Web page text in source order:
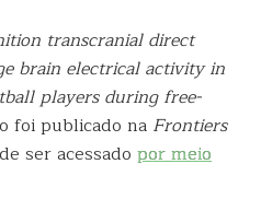
transcranial direct
brain electrical activity in
players during free-
foi publicado na Frontiers
ser acessado por meio